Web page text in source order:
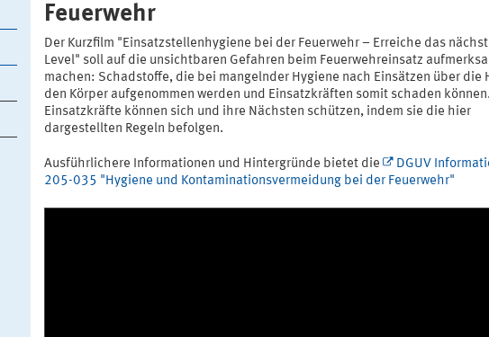
Feuerwehr
Der Kurzfilm "Einsatzstellenhygiene bei der Feuerwehr – Erreiche das
Level" soll auf die unsichtbaren Gefahren beim Feuerwehreinsatz
machen: Schadstoffe, die bei mangelnder Hygiene nach Einsätzen über die
den Körper aufgenommen werden und Einsatzkräften somit schaden
Einsatzkräfte können sich und ihre Nächsten schützen, indem sie die hier
dargestellten Regeln befolgen.
Ausführlichere Informationen und Hintergründe bietet die
DGUV
205-035 "Hygiene und Kontaminationsvermeidung bei der Feuerwehr"